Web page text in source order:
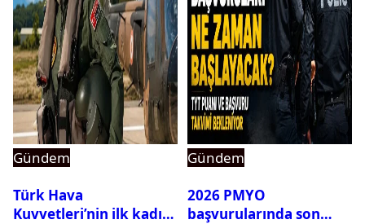
Gündem
Türk Hava
Kuvvetleri’nin ilk kadın
Gündem
2026 PMYO
başvurularında son